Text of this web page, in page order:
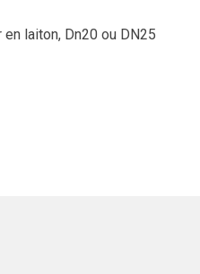
laiton, Dn20 ou DN25